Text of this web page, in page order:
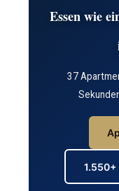
Essen wie
37